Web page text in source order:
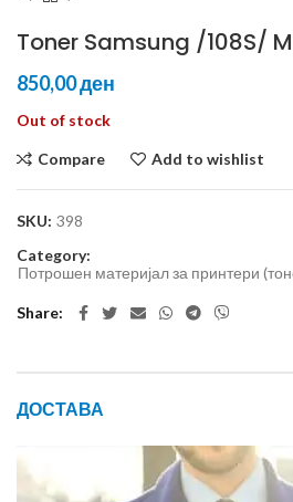
Toner Samsung /108S/
ден
Out of stock
Compare Add to wishlist
SKU: 398
Category:
Потрошен материјал за принтери
Share
ДОСТАВА